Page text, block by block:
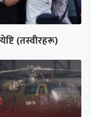
(तस्वीरहरू)